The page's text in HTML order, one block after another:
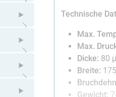
Untermenü öffnen
Untermenü öffnen
Untermenü öffnen
Untermenü öffnen
Technische
Max.
Max.
Dicke: 80
Breite:
Gewicht: